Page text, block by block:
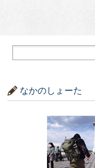
なかのしょーた